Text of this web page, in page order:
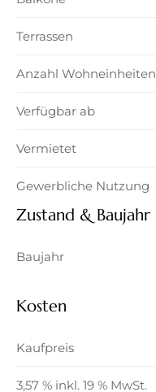
Terrassen
Anzahl Wohneinheiten
Verfügbar ab
Vermietet
Gewerbliche Nutzung
Zustand & Baujahr
Baujahr
Kosten
Kaufpreis
3,57 % inkl. 19 % MwSt.